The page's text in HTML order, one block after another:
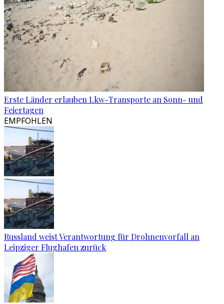
Erste Länder erlauben Lkw-Transporte an Sonn- und
Feiertagen
EMPFOHLEN
Russland weist Verantwortung für Drohnenvorfall an
Leipziger Flughafen zurück